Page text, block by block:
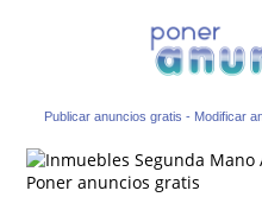
Publicar anuncios gratis - Modificar